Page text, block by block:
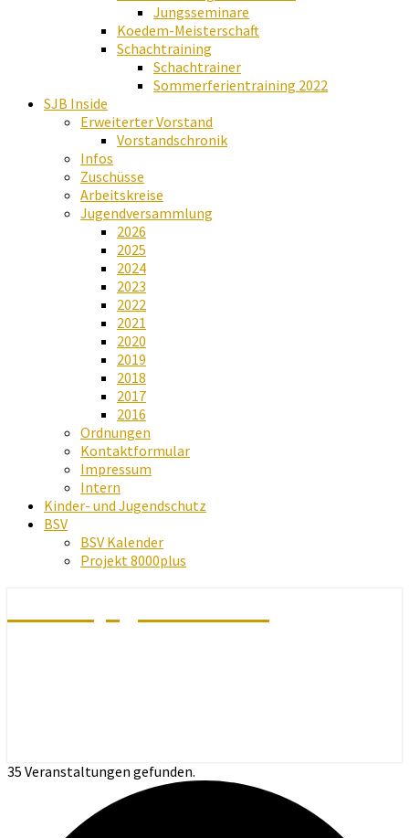
Jungsseminare
Koedem-Meisterschaft
Schachtraining
Schachtrainer
Sommerferientraining 2022
SJB Inside
Erweiterter Vorstand
Vorstandschronik
Infos
Zuschüsse
Arbeitskreise
Jugendversammlung
2026
2025
2024
2023
2022
2021
2020
2019
2018
2017
2016
Ordnungen
Kontaktformular
Impressum
Intern
Kinder- und Jugendschutz
BSV
BSV Kalender
Projekt 8000plus
35 Veranstaltungen gefunden.